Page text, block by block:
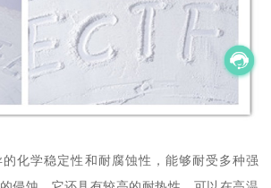
的化学稳定性和耐腐蚀性，能够耐受多种强